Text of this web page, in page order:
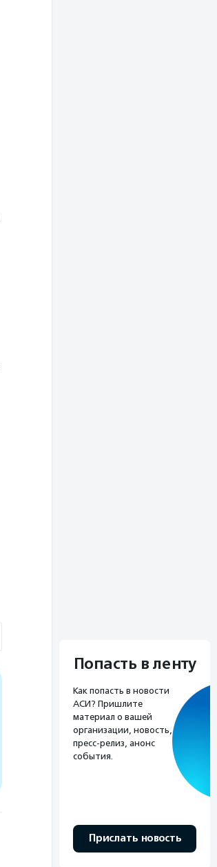
Попасть в ленту
Как попасть в новости
АСИ? Пришлите
материал о вашей
организации, новость,
пресс-релиз, анонс
события.
Прислать новость